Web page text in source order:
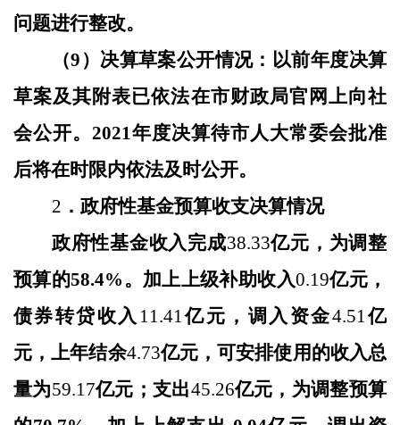
问题进行整改。
（9）决算草案公开情况：以前年度决算
草案及其附表已依法在市财政局官网上向社
会公开。 2021年度决算待市人大常委会批准
后将在时限内依法及时公开。
2 ．政府性基金预算收支决算情况
政府性基金收入完成38.33亿元， 为调整
预算的58.4%。加上上级补助收入0.19亿元，
债券转贷收入 11.41亿元，调入资金4.51亿
元 ，上年结余4.73亿元 ，可安排使用的收入总
量为59.17亿元；支出45.26亿元， 为调整预算